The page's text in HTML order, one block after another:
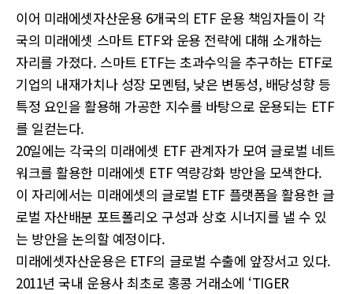
이어 미래에셋자산운용 6개국의 ETF 운용 책임자들이 각
국의 미래에셋 스마트 ETF와 운용 전략에 대해 소개하는
자리를 가졌다. 스마트 ETF는 초과수익을 추구하는 ETF로
기업의 내재가치나 성장 모멘텀, 낮은 변동성, 배당성향 등
특정 요인을 활용해 가공한 지수를 바탕으로 운용되는 ETF
를 일컫는다.
20일에는 각국의 미래에셋 ETF 관계자가 모여 글로벌 네트
워크를 활용한 미래에셋 ETF 역량강화 방안을 모색한다.
이 자리에서는 미래에셋의 글로벌 ETF 플랫폼을 활용한 글
로벌 자산배분 포트폴리오 구성과 상호 시너지를 낼 수 있
는 방안을 논의할 예정이다.
미래에셋자산운용은 ETF의 글로벌 수출에 앞장서고 있다.
2011년 국내 운용사 최초로 홍콩 거래소에 ‘TIGER